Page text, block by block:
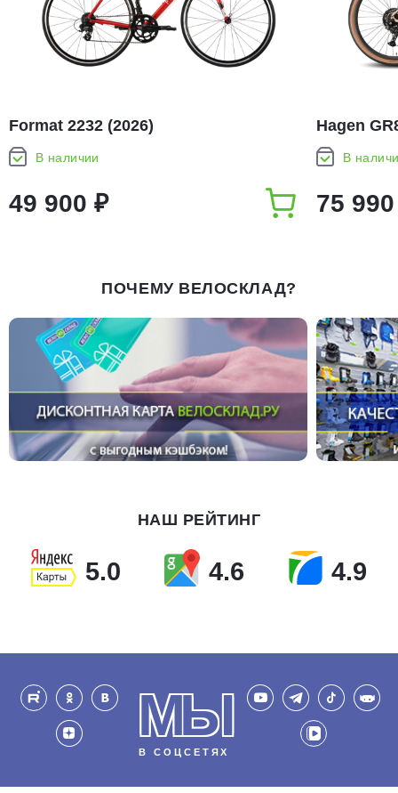
Format 2232 (2026)
В наличии
49 900 ₽
Hagen
В
75
ПОЧЕМУ ВЕЛОСКЛАД?
НАШ РЕЙТИНГ
5.0 4.6 4.9
МЫ
В СОЦСЕТЯХ